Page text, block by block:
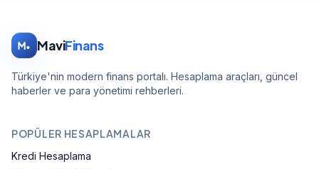
MaviFinans
Türkiye'nin modern finans portalı. Hesaplama araçları, güncel
haberler ve para yönetimi rehberleri.
POPÜLER HESAPLAMALAR
Kredi Hesaplama